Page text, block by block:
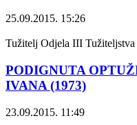
25.09.2015. 15:26
Tužitelj Odjela III
PODIGNUTA
IVANA (1973)
23.09.2015. 11:49